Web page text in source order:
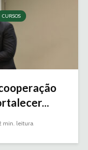
CURSOS
min. leitura